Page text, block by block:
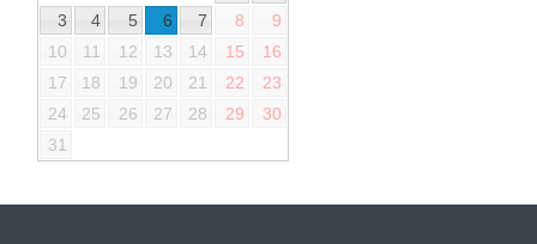
3
4 5 6 7 8
9
10
11 12 13 14 15
16
17
18 19 20 21 22
23
24
25 26 27 28 29
30
31